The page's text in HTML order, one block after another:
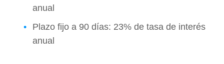
anual
Plazo fijo a 90 días: 23% de tasa de interés
anual